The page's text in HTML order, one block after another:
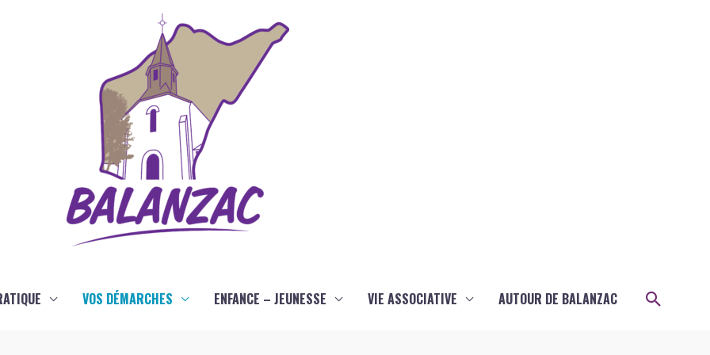
VOS DÉMARCHES ENFANCE – JEUNESSE VIE ASSOCIATIVE AUTOUR DE BALANZAC